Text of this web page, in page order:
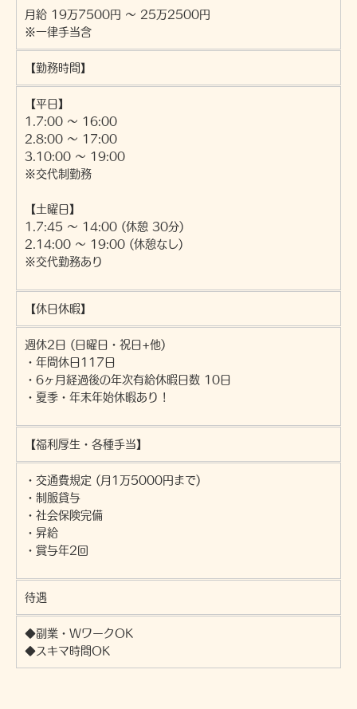
月給 19万7500円 ～ 25万2500円
※一律手当含
【勤務時間】
【平日】
1.7:00 ～ 16:00
2.8:00 ～ 17:00
3.10:00 ～ 19:00
※交代制勤務
【土曜日】
1.7:45 ～ 14:00 (休憩 30分)
2.14:00 ～ 19:00 (休憩なし)
※交代勤務あり
【休日休暇】
週休2日 (日曜日・祝日+他)
・年間休日117日
・6ヶ月経過後の年次有給休暇日数 10日
・夏季・年末年始休暇あり !
【福利厚生・各種手当】
・交通費規定 (月1万5000円まで)
・制服貸与
・社会保険完備
・昇給
・賞与年2回
待遇
◆副業・WワークOK
◆スキマ時間OK